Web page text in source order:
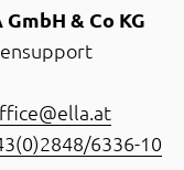
GmbH & Co KG
6336-10